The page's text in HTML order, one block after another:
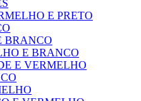
E PRETO
BRANCO
E BRANCO
E VERMELHO